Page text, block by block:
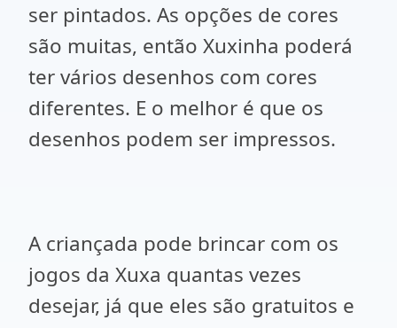
ser pintados. As opções de cores
são muitas, então Xuxinha poderá
ter vários desenhos com cores
diferentes. E o melhor é que os
desenhos podem ser impressos.
A criançada pode brincar com os
jogos da Xuxa quantas vezes
desejar, já que eles são gratuitos e